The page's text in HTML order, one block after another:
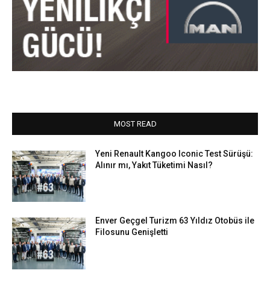
MOST READ
Yeni Renault Kangoo Iconic Test Sürüşü:
Alınır mı, Yakıt Tüketimi Nasıl?
Enver Geçgel Turizm 63 Yıldız Otobüs ile
Filosunu Genişletti